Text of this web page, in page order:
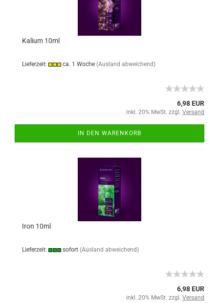
Kalium 10ml
Lieferzeit: ca. 1 Woche (Ausland abweichend)
6,98 EUR
inkl. 20% MwSt. zzgl. Versand
IN DEN WARENKORB
Iron 10ml
Lieferzeit: sofort (Ausland abweichend)
6,98 EUR
inkl. 20% MwSt. zzgl. Versand